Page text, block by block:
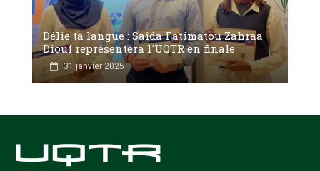
Délie ta langue : Saida Fatimatou Zahraa
Diouf représentera l'UQTR en finale
31 janvier 2025